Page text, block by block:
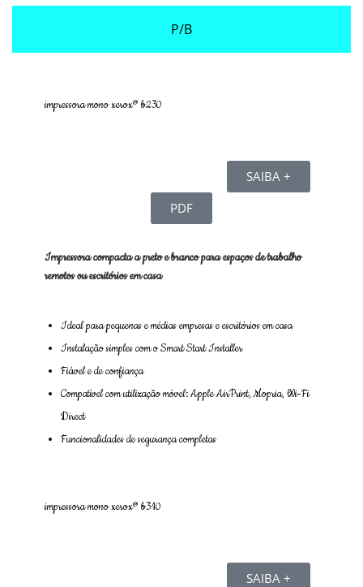
P/B
impressora mono xerox® b230
SAIBA +
PDF
Impressora compacta a preto e branco para espaços de trabalho
remotos ou escritórios em casa
Ideal para pequenas e médias empresas e escritórios em casa
Instalação simples com o Smart Start Installer
Fiável e de confiança
Compatível com utilização móvel: Apple AirPrint, Mopria, Wi-Fi
Direct
Funcionalidades de segurança completas
impressora mono xerox® b310
SAIBA +